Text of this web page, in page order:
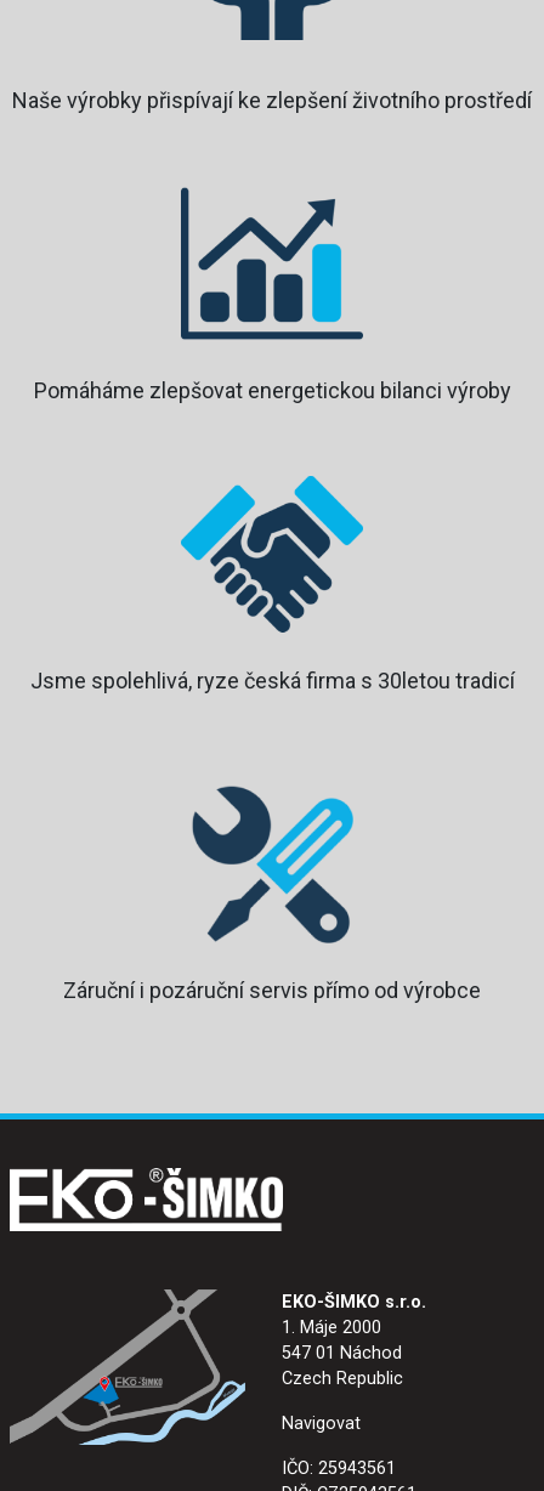
Naše výrobky přispívají ke zlepšení životního prostředí
Pomáháme zlepšovat energetickou bilanci výroby
Jsme spolehlivá, ryze česká firma s 30letou tradicí
Záruční i pozáruční servis přímo od výrobce
EKO-ŠIMKO s.r.o.
1. Máje 2000
547 01 Náchod
Czech Republic
Navigovat
IČO: 25943561